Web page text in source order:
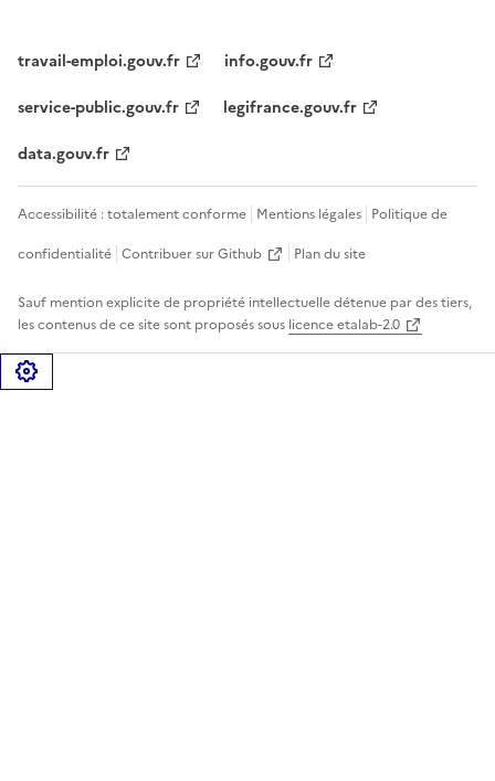
travail-emploi.gouv.fr
info.gouv.fr
service-public.gouv.fr
legifrance.gouv.fr
data.gouv.fr
Accessibilité : totalement conforme Mentions légales Politique de
confidentialité Contribuer sur Github Plan du site
Sauf mention explicite de propriété intellectuelle détenue par des tiers,
les contenus de ce site sont proposés sous licence etalab-2.0
Gérer les cookies